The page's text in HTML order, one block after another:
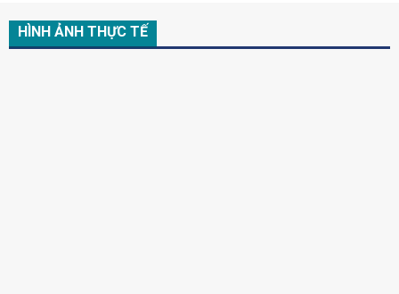
HÌNH ẢNH THỰC TẾ